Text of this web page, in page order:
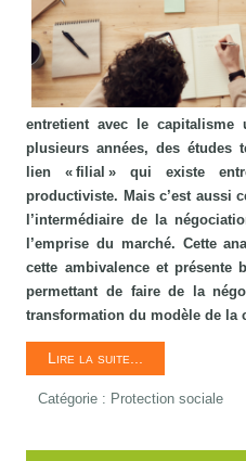
entretient avec le capitalisme
plusieurs années, des études
lien « filial » qui existe
productiviste. Mais c’est aussi
l’intermédiaire de la
l’emprise du marché. Cette
cette ambivalence et présente
permettant de faire de la
transformation du modèle de la
Lire la suite...
Catégorie : Protection sociale